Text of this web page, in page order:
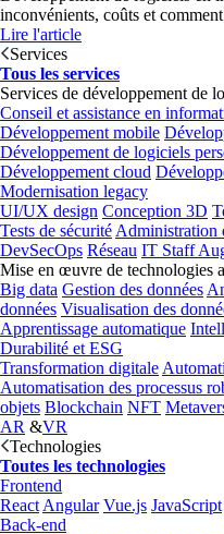
inconvénients, coûts et
Lire l'article
Services
Tous les services
Services de développement de
Conseil et assistance en
Développement mobile
Développement de logiciels
Développement cloud
Modernisation legacy
UI/UX design Conception 3D
Tests de sécurité Administration
DevSecOps Réseau IT Staff
Mise en œuvre de technologies
Big data Gestion des données
données Visualisation des
Apprentissage automatique
Durabilité et ESG
Transformation digitale
Automatisation des processus
objets Blockchain NFT
AR &VR
Technologies
Toutes les technologies
Frontend
React Angular Vue.js JavaScript
Back-end